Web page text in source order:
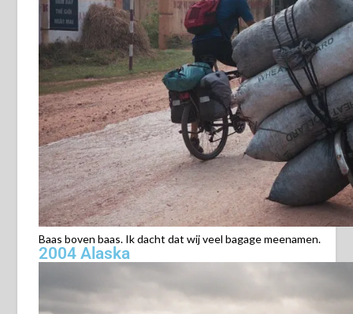
Relaxed fietsen
Baas boven baas. Ik dacht dat wij veel bagage meenamen.
2004 Alaska